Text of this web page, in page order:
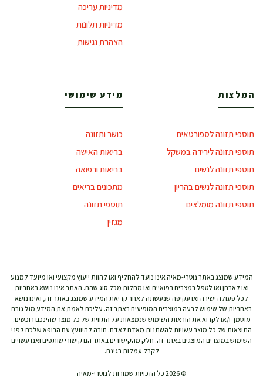
מדיניות עריכה
מדיניות תלונות
הצהרת נגישות
המלצות
תוספי תזונה לספורטאים
תוספי תזונה לירידה במשקל
תוספי תזונה לנשים
תוספי תזונה לנשים בהריון
תוספי תזונה מומלצים
מידע שימושי
כושר ותזונה
בריאות האישה
בריאות ורפואה
מתכונים בריאים
תוספי תזונה
מגזין
המידע שמוצג באתר נוטרי-מאיה אינו נועד להחליף ואו להוות ייעוץ מקצועי ואו מיועד למנוע
ואו לאבחן ואו לטפל במצבים רפואיים ואו מחלות מכל סוג שהם. האתר אינו נושא באחריות
לכל פעולה ישירה ואו עקיפה שנעשתה לאחר קריאת המידע שמוצג באתר זה, ואינו נושא
באחריות של שימוש לרעה במוצרים המופיעים באתר זה. עליכם לאמת את המידע מול גורם
מוסמך ו/או לקרוא את הוראות השימוש שנמצאות על התווית של כל מוצר שהינכם רוכשים.
התוצאות של כל מוצר עשויות להשתנות מאדם לאדם. חובה להיוועץ עם הרופא שלכם לפני
השימוש במוצרים המוצגים באתר זה. חלק מהקישורים באתר הם קישורי שותפים ואנו עשויים
לקבל עמלות בגינם.
© 2026 כל הזכויות שמורות לנוטרי-מאיה